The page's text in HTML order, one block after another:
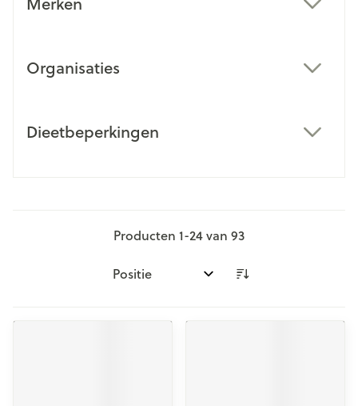
Organisaties
Dieetbeperkingen
Producten 1-24van 93
Sorteer op: